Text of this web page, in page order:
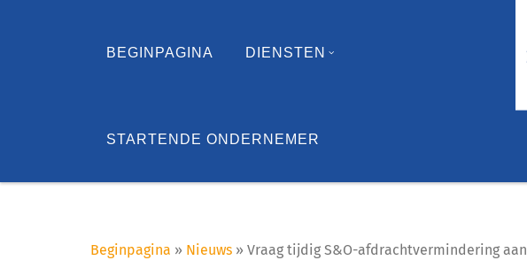
BEGINPAGINA DIENSTEN
STARTENDE ONDERNEMER
Beginpagina » Nieuws » Vraag tijdig S&O-afdrachtvermindering aan